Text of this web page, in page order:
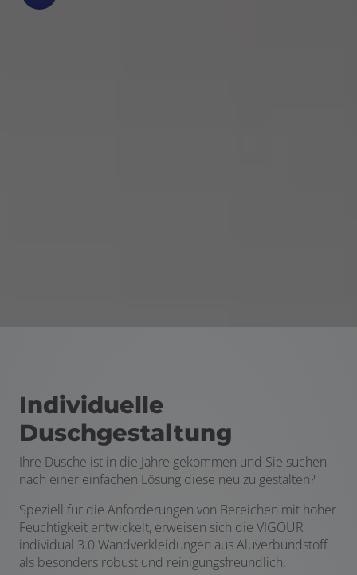
Individuelle
Duschgestaltung
Ihre Dusche ist in die Jahre gekommen und Sie suchen
nach einer einfachen Lösung diese neu zu gestalten?
Speziell für die Anforderungen von Bereichen mit hoher
Feuchtigkeit entwickelt, erweisen sich die VIGOUR
individual 3.0 Wandverkleidungen aus Aluverbundstoff
als besonders robust und reinigungsfreundlich.